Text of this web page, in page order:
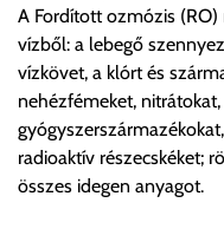
Egyéb leírások:
Budapesti szállítások:
1, Budapestre kért
helyett időre történő
egyedi áron. A szállítás
szerint 1 órás
A Fordított ozmózis
vízből: a lebegő
vízkövet, a klórt és
nehézfémeket,
radioaktív részecskéket;
összes idegen anyagot.